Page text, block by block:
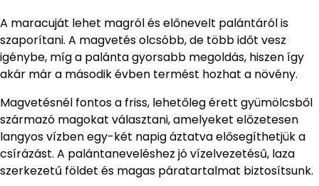
A maracuját lehet magról és előnevelt palántáról is
szaporítani. A magvetés olcsóbb, de több időt vesz
igénybe, míg a palánta gyorsabb megoldás, hiszen így
akár már a második évben termést hozhat a növény.
Magvetésnél fontos a friss, lehetőleg érett gyümölcsből
származó magokat választani, amelyeket előzetesen
langyos vízben egy-két napig áztatva elősegíthetjük a
csírázást. A palántaneveléshez jó vízelvezetésű, laza
szerkezetű földet és magas páratartalmat biztosítsunk.